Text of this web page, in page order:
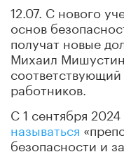
12.07. С нового
основ
получат новые
Михаил
соответствующий
работников.
С 1 сентября 2024
называться
безопасности и